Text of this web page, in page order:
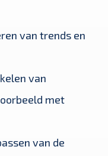
van trends en
van
met
van de